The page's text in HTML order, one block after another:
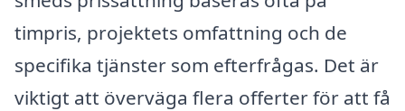
timpris, projektets omfattning och de
specifika tjänster som efterfrågas. Det är
viktigt att överväga flera offerter för att få